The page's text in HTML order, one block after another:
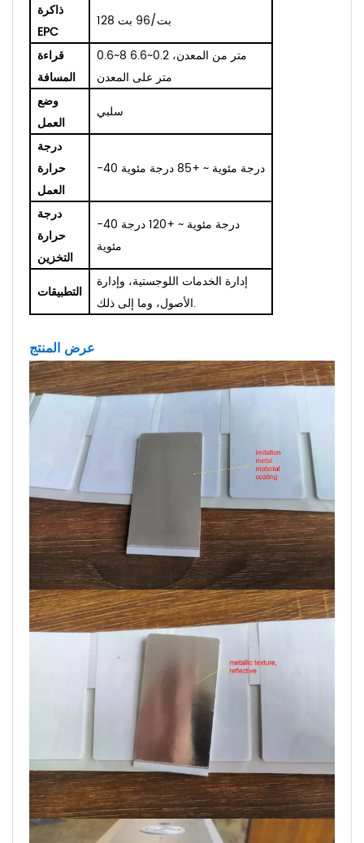
ذاكرة
EPC
128 بت/96 بت
قراءة
المسافة
0.6~8 متر من المعدن، 0.2~6.6
متر على المعدن
وضع
العمل
سلبي
درجة
حرارة
العمل
-40 درجة مئوية ~ +85 درجة مئوية
درجة
حرارة
التخزين
-40 درجة مئوية ~ +120 درجة
مئوية
التطبيقات
إدارة الخدمات اللوجستية، وإدارة
الأصول، وما إلى ذلك.
عرض المنتج